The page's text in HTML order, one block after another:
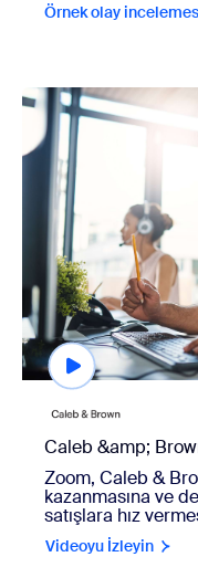
Örnek olay
view Caleb & Brown
Caleb &amp;
Zoom, Caleb &
kazanmasına ve
satışlara hız
Videoyu İzleyin